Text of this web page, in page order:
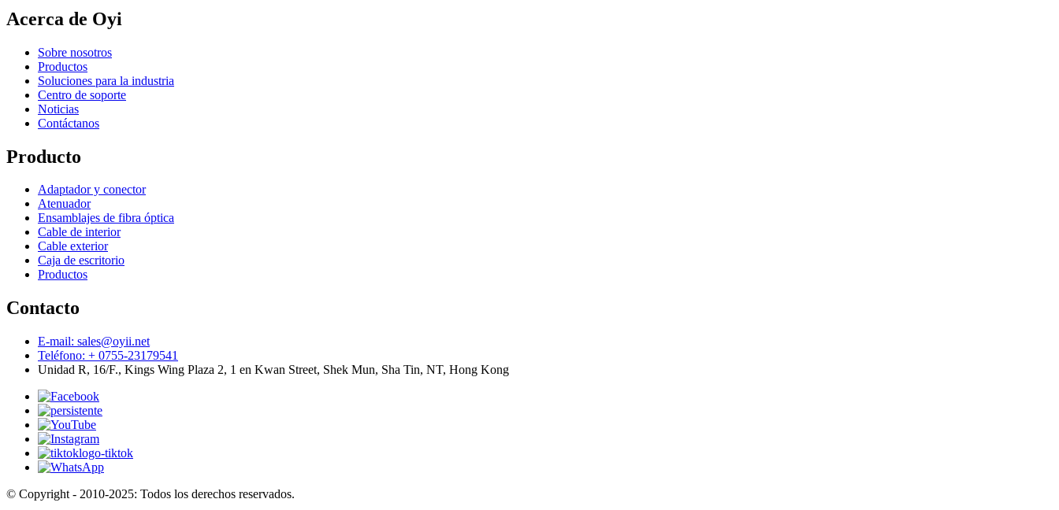
Acerca de Oyi
Sobre nosotros
Productos
Soluciones para la industria
Centro de soporte
Noticias
Contáctanos
Producto
Adaptador y conector
Atenuador
Ensamblajes de fibra óptica
Cable de interior
Cable exterior
Caja de escritorio
Productos
Contacto
E-mail: sales@oyii.net
Teléfono: + 0755-23179541
Unidad R, 16/F., Kings Wing Plaza 2, 1 en Kwan Street, Shek Mun, Sha Tin, NT, Hong Kong
© Copyright - 2010-2025: Todos los derechos reservados.